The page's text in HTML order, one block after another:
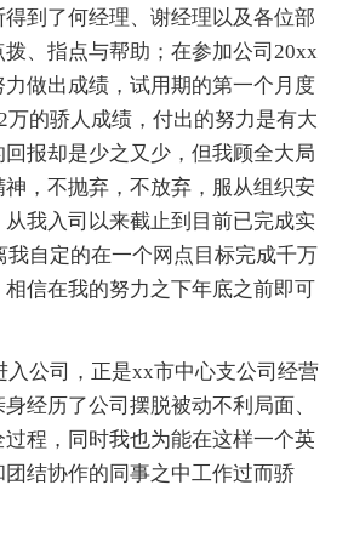
到了何经理、谢经理以及各位部
、指点与帮助；在参加公司20xx
做出成绩，试用期的第一个月度
万的骄人成绩，付出的努力是有大
报却是少之又少，但我顾全大局
，不抛弃，不放弃，服从组织安
我入司以来截止到目前已完成实
我自定的在一个网点目标完成千万
信在我的努力之下年底之前即可
公司，正是xx市中心支公司经营
经历了公司摆脱被动不利局面、
程，同时我也为能在这样一个英
结协作的同事之中工作过而骄